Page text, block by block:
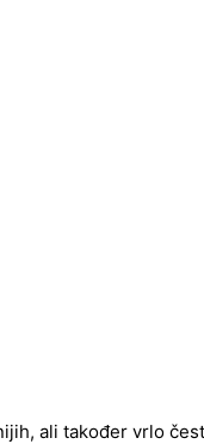
ali također vrlo